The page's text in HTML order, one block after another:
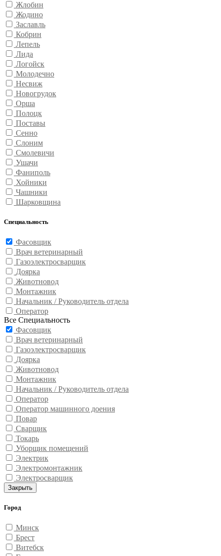
Жлобин
Жодино
Заславль
Кобрин
Лепель
Лида
Логойск
Молодечно
Несвиж
Новогрудок
Орша
Полоцк
Поставы
Сенно
Слоним
Смолевичи
Ушачи
Фаниполь
Хойники
Чашники
Шарковщина
Специальность
Фасовщик
Врач ветеринарный
Газоэлектросварщик
Доярка
Животновод
Монтажник
Начальник / Руководитель отдела
Оператор
Все Специальность
Фасовщик
Врач ветеринарный
Газоэлектросварщик
Доярка
Животновод
Монтажник
Начальник / Руководитель отдела
Оператор
Оператор машинного доения
Повар
Сварщик
Токарь
Уборщик помещений
Электрик
Электромонтажник
Электросварщик
Закрыть
Город
Минск
Брест
Витебск